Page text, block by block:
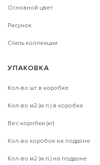
Основной цвет
Рисунок
Стиль коллекции
УПАКОВКА
Кол-во шт в коробке
Кол-во м2 (м.п.) в коробке
Вес коробки (кг)
Кол-во коробок на поддоне
Кол-во м2 (м.п.) на поддоне